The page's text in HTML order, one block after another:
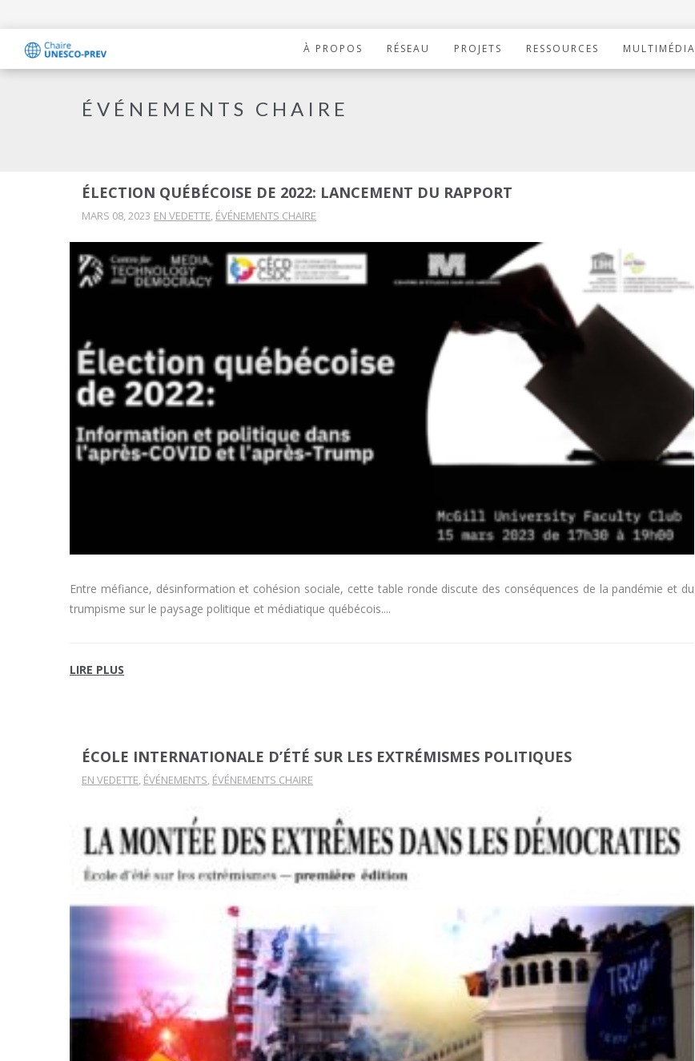
À PROPOS RÉSEAU PROJETS RESSOURCES MULTIMÉDIA
ÉVÉNEMENTS CHAIRE
ÉLECTION QUÉBÉCOISE DE 2022: LANCEMENT DU RAPPORT
MARS 08, 2023 EN VEDETTE, ÉVÉNEMENTS CHAIRE
Entre méfiance, désinformation et cohésion sociale, cette table ronde discute des conséquences de la pandémie et du
trumpisme sur le paysage politique et médiatique québécois.
LIRE PLUS
ÉCOLE INTERNATIONALE D’ÉTÉ SUR LES EXTRÉMISMES POLITIQUES
EN VEDETTE, ÉVÉNEMENTS, ÉVÉNEMENTS CHAIRE